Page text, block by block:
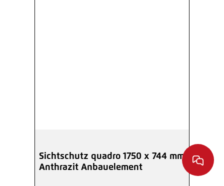
Sichtschutz quadro 1750 x 744 mm
Anthrazit Anbauelement